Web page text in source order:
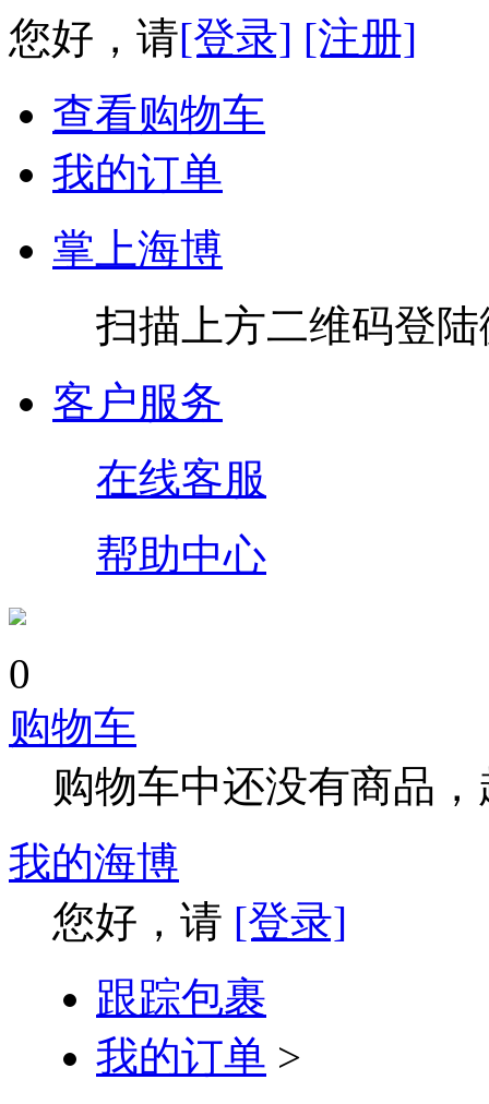
您好，请[登录] [注册]
查看购物车
我的订单
掌上海博
扫描上方二维码登
客户服务
在线客服
帮助中心
0
购物车
购物车中还没有商品
我的海博
您好，请 [登录]
跟踪包裹
我的订单 >